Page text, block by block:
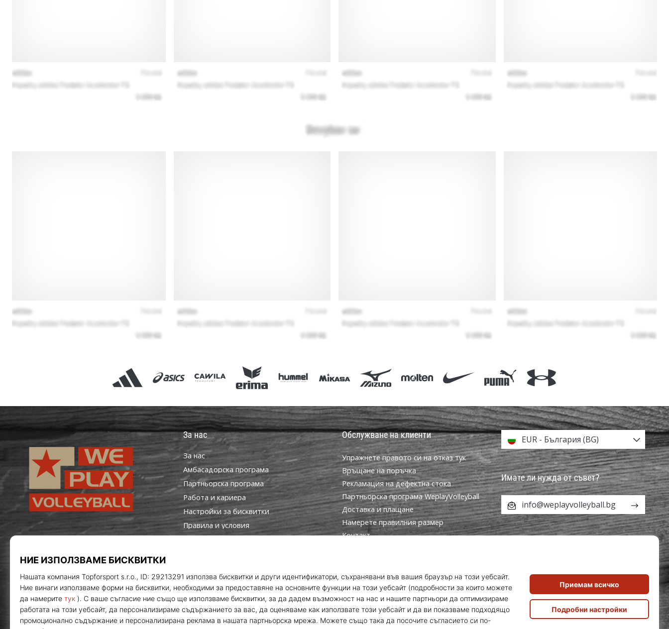
WePlayVolleyball.bg
За нас
За нас
Aмбасадорска програма
Партньорска програма
Работа и кариера
Настройки за бисквитки
Правила и условия
Обслужване на клиенти
Упражнете правото си на отказ тук
Връщане на поръчка
Рекламация на дефектна стока
Партньорска програма WeplayVolleyball
Доставка и плащане
Намерете правилния размер
Контакт
Програма за посланици
EUR - България (BG)
Имате ли нужда от съвет?
info@weplayvolleyball.bg
© 2010 – 2026 WePlayVolleyball.bg